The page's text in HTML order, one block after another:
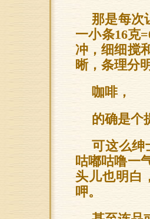
那是每次
一小条16克
冲，细细搅
晰，条理分
咖啡，
的确是个
可这么绅
咕嘟咕噜一
头儿也明白
呷。